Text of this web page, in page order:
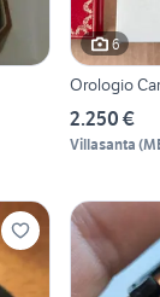
6
Orologio
2.250 €
Villasanta (